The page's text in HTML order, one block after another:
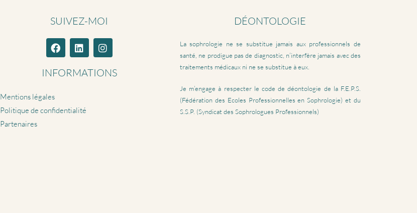
SUIVEZ-MOI
INFORMATIONS
Mentions légales
Politique de confidentialité
Partenaires
DÉONTOLOGIE
La sophrologie ne se substitue jamais aux professionnels de
santé, ne prodigue pas de diagnostic, n’interfère jamais avec des
traitements médicaux ni ne se substitue à eux.
Je m’engage à respecter le code de déontologie de la F.E.P.S.
(Fédération des Ecoles Professionnelles en Sophrologie) et du
S.S.P. (Syndicat des Sophrologues Professionnels)